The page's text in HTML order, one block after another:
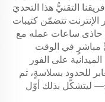
التقنيُّ هذا التحديَ
تتضمّن كتيبات
حاذى ساعات عمله مع
مباشرٍ في الوقت
على الفور
للحدود بسلاسةٍ، تم
ليتشكّل بذلك أوّل